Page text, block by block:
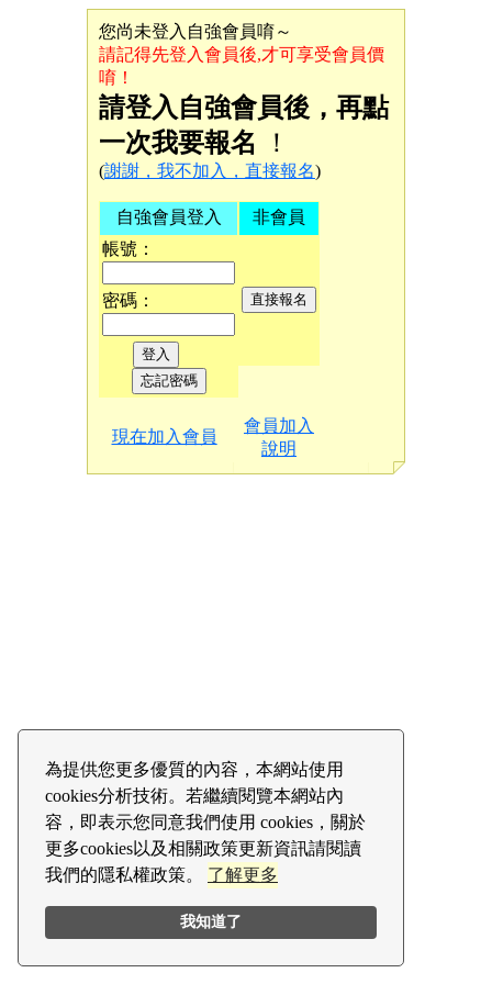
為提供您更多優質的內容，本網站使用
cookies分析技術。若繼續閱覽本網站內
容，即表示您同意我們使用 cookies，關於
更多cookies以及相關政策更新資訊請閱讀
我們的隱私權政策。 了解更多
我知道了
您尚未登入自強會員唷～
請記得先登入會員後,才可享受會員價
唷！
請登入自強會員後，再點
一次我要報名
！
(謝謝，我不加入，直接報名)
自強會員登入
帳號：
密碼：
非會員
現在加入會員
會員加入
說明